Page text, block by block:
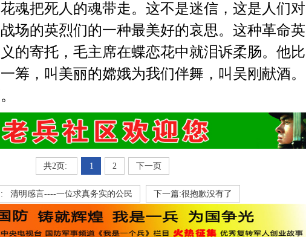
魂把死人的魂带走。这不是迷信，这是人们对
场的英烈们的一种最美好的哀思。这种革命英
的寄托，毛主席在蝶恋花中就泪诉柔肠。他比
筹，叫美丽的嫦娥为我们伴舞，叫吴刚献酒。
共2页: 1 2 下一页
清明感言----一位求真务实的公民 下一篇:很抱歉没有了